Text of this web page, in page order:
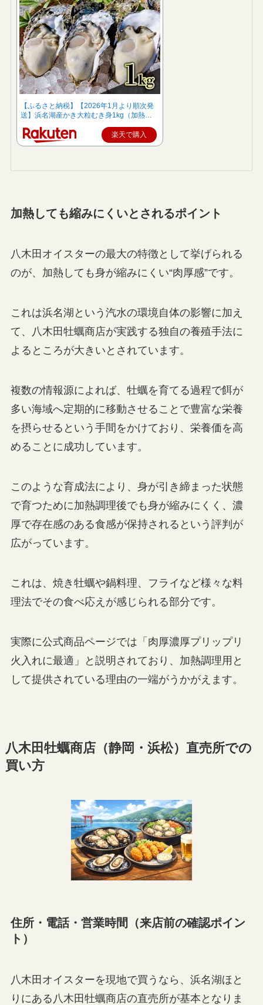
【ふるさと納税】【2026年1月より順次発
送】浜名湖産かき大粒むき身1kg（加熱…
楽天で購入
加熱しても縮みにくいとされるポイント
八木田オイスターの最大の特徴として挙げられる
のが、加熱しても身が縮みにくい“肉厚感”です。
これは浜名湖という汽水の環境自体の影響に加え
て、八木田牡蠣商店が実践する独自の養殖手法に
よるところが大きいとされています。
複数の情報源によれば、牡蠣を育てる過程で餌が
多い海域へ定期的に移動させることで豊富な栄養
を摂らせるという手間をかけており、栄養価を高
めることに成功しています。
このような育成法により、身が引き締まった状態
で育つために加熱調理後でも身が縮みにくく、濃
厚で存在感のある食感が保持されるという評判が
広がっています。
これは、焼き牡蠣や鍋料理、フライなど様々な料
理法でその食べ応えが感じられる部分です。
実際に公式商品ページでは「肉厚濃厚プリップリ
火入れに最適」と説明されており、加熱調理用と
して提供されている理由の一端がうかがえます。
八木田牡蠣商店（静岡・浜松）直売所での
買い方
住所・電話・営業時間（来店前の確認ポイン
ト）
八木田オイスターを現地で買うなら、浜名湖ほと
りにある八木田牡蠣商店の直売所が基本となりま